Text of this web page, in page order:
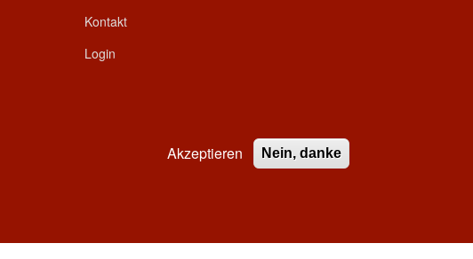
Kontakt
Login
reserved.
Akzeptieren Nein, danke